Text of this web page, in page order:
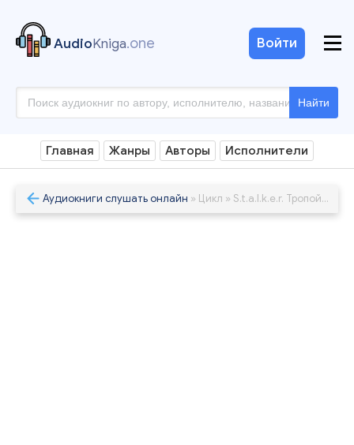
AudioKniga.one
Найти
Войти
Главная Жанры Авторы Исполнители
Аудиокниги слушать онлайн » Цикл » S.t.a.l.k.e.r. Тропой Мертвеца